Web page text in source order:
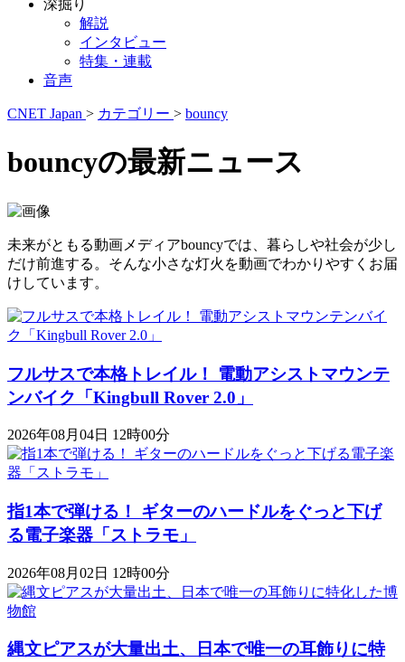
深掘り
解説
インタビュー
特集・連載
音声
CNET Japan > カテゴリー > bouncy
bouncyの最新ニュース
未来がともる動画メディアbouncyでは、暮らしや社会が少し
だけ前進する。そんな小さな灯火を動画でわかりやすくお届
けしています。
フルサスで本格トレイル！ 電動アシストマウンテ
ンバイク「Kingbull Rover 2.0」
2026年08月04日 12時00分
指1本で弾ける！ ギターのハードルをぐっと下げ
る電子楽器「ストラモ」
2026年08月02日 12時00分
縄文ピアスが大量出土、日本で唯一の耳飾りに特